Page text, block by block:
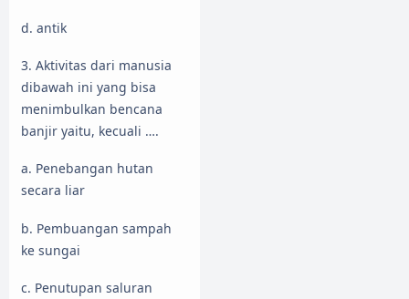
d. antik
3. Aktivitas dari manusia
dibawah ini yang bisa
menimbulkan bencana
banjir yaitu, kecuali ….
a. Penebangan hutan
secara liar
b. Pembuangan sampah
ke sungai
c. Penutupan saluran